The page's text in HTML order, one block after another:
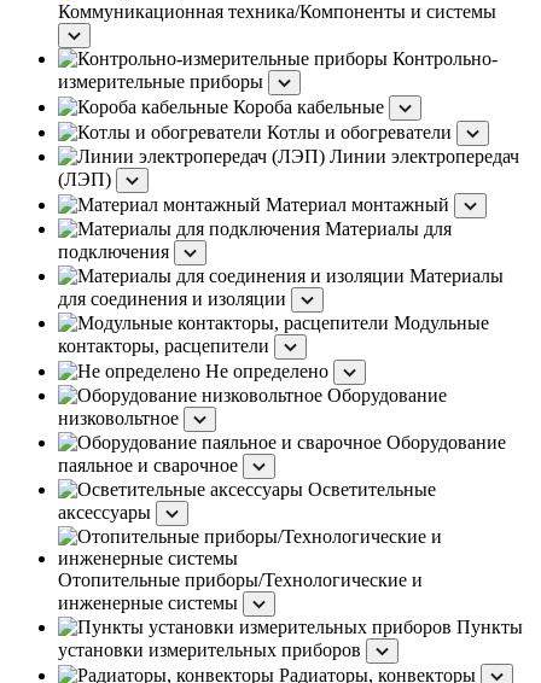
Коммуникационная техника/Компоненты и системы
Контрольно-
измерительные приборы
Короба кабельные
Котлы и обогреватели
Линии электропередач
(ЛЭП)
Материал монтажный
Материалы для
подключения
Материалы
для соединения и изоляции
Модульные
контакторы, расцепители
Не определено
Оборудование
низковольтное
Оборудование
паяльное и сварочное
Осветительные
аксессуары
Отопительные приборы/Технологические и
инженерные системы
Пункты
установки измерительных приборов
Радиаторы, конвекторы